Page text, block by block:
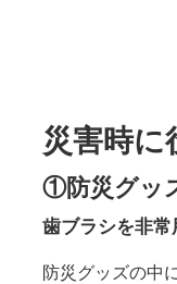
災害時に
①防災グッ
歯ブラシを非常
防災グッズの中